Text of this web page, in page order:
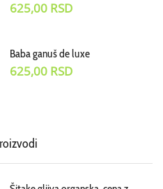
625,00 RSD
Baba ganuš de luxe
625,00 RSD